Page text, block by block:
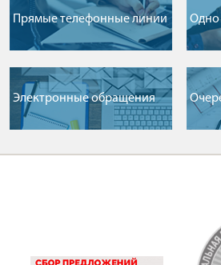
Прямые телефонные линии Одно
Электронные обращения